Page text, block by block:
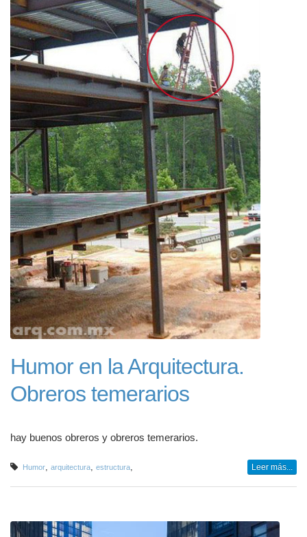
Humor en la Arquitectura.
Obreros temerarios
hay buenos obreros y obreros temerarios.
Humor arquitectura estructura Leer más...